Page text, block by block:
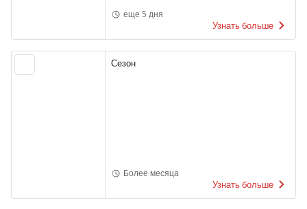
еще 5 дня
Узнать больше
Сезон
Более месяца
Узнать больше